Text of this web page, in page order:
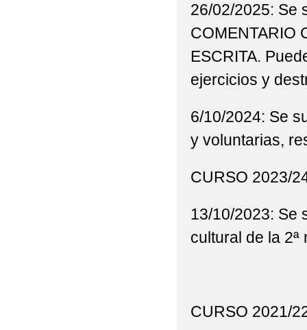
26/02/2025: Se
COMENTARIO
ESCRITA.
ejercicios y
6/10/2024: Se
y voluntarias,
CURSO 2023/
13/10/2023: Se
cultural de la 2ª
CURSO 2021/